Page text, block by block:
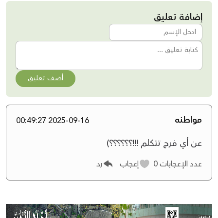
إضافة تعليق
أضف تعليق
مواطنه 2025-09-16 00:49:27
عن أي فرج تتكلم !!!؟؟؟؟؟؟)
عدد الإعجابات إعجاب رد